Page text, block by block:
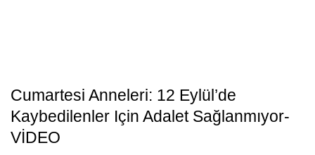
Cumartesi Anneleri: 12 Eylül’de
Kaybedilenler Için Adalet Sağlanmıyor-
VİDEO